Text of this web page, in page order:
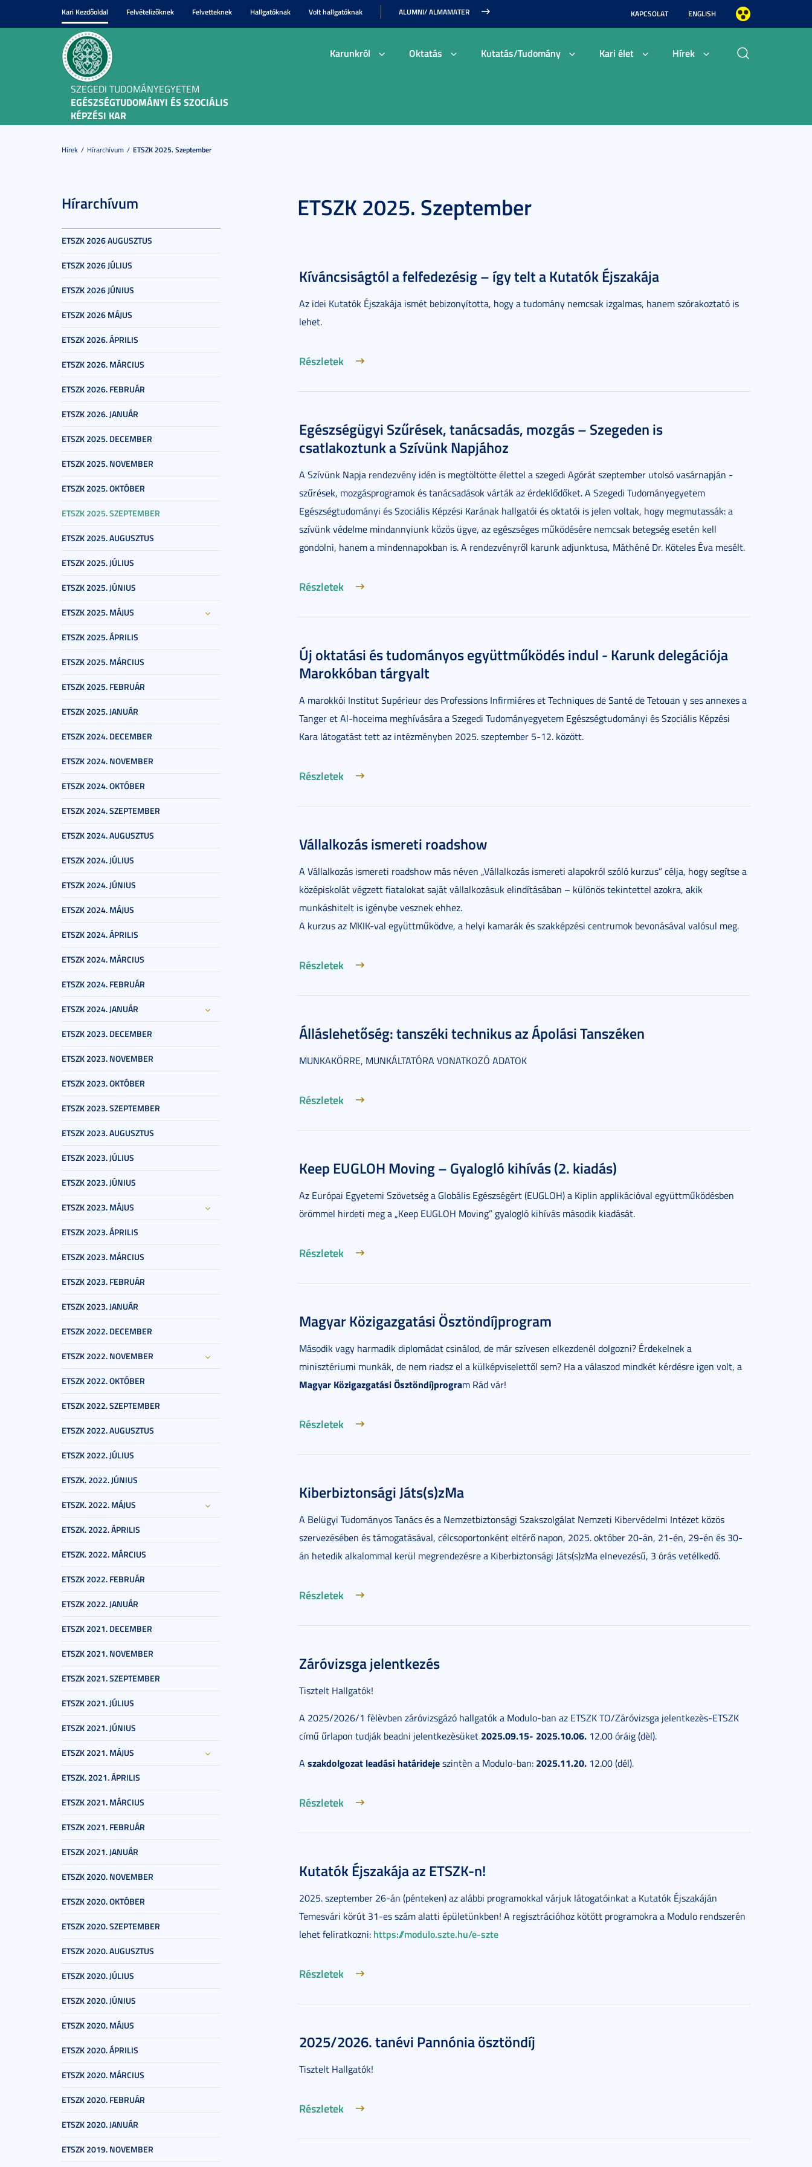
Kari Kezdőoldal Felvételizőknek Felvetteknek Hallgatóknak Volt hallgatóknak ALUMNI/ ALMAMATER KAPCSOLAT ENGLISH
SZEGEDI TUDOMÁNYEGYETEM
EGÉSZSÉGTUDOMÁNYI ÉS SZOCIÁLIS
KÉPZÉSI KAR
Karunkról Oktatás Kutatás/Tudomány Kari élet Hírek
Hírek Hírarchívum ETSZK 2025. Szeptember
Hírarchívum
ETSZK 2026 AUGUSZTUS
ETSZK 2026 JÚLIUS
ETSZK 2026 JÚNIUS
ETSZK 2026 MÁJUS
ETSZK 2026. ÁPRILIS
ETSZK 2026. MÁRCIUS
ETSZK 2026. FEBRUÁR
ETSZK 2026. JANUÁR
ETSZK 2025. DECEMBER
ETSZK 2025. NOVEMBER
ETSZK 2025. OKTÓBER
ETSZK 2025. SZEPTEMBER
ETSZK 2025. AUGUSZTUS
ETSZK 2025. JÚLIUS
ETSZK 2025. JÚNIUS
ETSZK 2025. MÁJUS
ETSZK 2025. ÁPRILIS
ETSZK 2025. MÁRCIUS
ETSZK 2025. FEBRUÁR
ETSZK 2025. JANUÁR
ETSZK 2024. DECEMBER
ETSZK 2024. NOVEMBER
ETSZK 2024. OKTÓBER
ETSZK 2024. SZEPTEMBER
ETSZK 2024. AUGUSZTUS
ETSZK 2024. JÚLIUS
ETSZK 2024. JÚNIUS
ETSZK 2024. MÁJUS
ETSZK 2024. ÁPRILIS
ETSZK 2024. MÁRCIUS
ETSZK 2024. FEBRUÁR
ETSZK 2024. JANUÁR
ETSZK 2023. DECEMBER
ETSZK 2023. NOVEMBER
ETSZK 2023. OKTÓBER
ETSZK 2023. SZEPTEMBER
ETSZK 2023. AUGUSZTUS
ETSZK 2023. JÚLIUS
ETSZK 2023. JÚNIUS
ETSZK 2023. MÁJUS
ETSZK 2023. ÁPRILIS
ETSZK 2023. MÁRCIUS
ETSZK 2023. FEBRUÁR
ETSZK 2023. JANUÁR
ETSZK 2022. DECEMBER
ETSZK 2022. NOVEMBER
ETSZK 2022. OKTÓBER
ETSZK 2022. SZEPTEMBER
ETSZK 2022. AUGUSZTUS
ETSZK 2022. JÚLIUS
ETSZK. 2022. JÚNIUS
ETSZK. 2022. MÁJUS
ETSZK. 2022. ÁPRILIS
ETSZK. 2022. MÁRCIUS
ETSZK 2022. FEBRUÁR
ETSZK 2022. JANUÁR
ETSZK 2021. DECEMBER
ETSZK 2021. NOVEMBER
ETSZK 2021. SZEPTEMBER
ETSZK 2021. JÚLIUS
ETSZK 2021. JÚNIUS
ETSZK 2021. MÁJUS
ETSZK. 2021. ÁPRILIS
ETSZK 2021. MÁRCIUS
ETSZK 2021. FEBRUÁR
ETSZK 2021. JANUÁR
ETSZK 2020. NOVEMBER
ETSZK 2020. OKTÓBER
ETSZK 2020. SZEPTEMBER
ETSZK 2020. AUGUSZTUS
ETSZK 2020. JÚLIUS
ETSZK 2020. JÚNIUS
ETSZK 2020. MÁJUS
ETSZK 2020. ÁPRILIS
ETSZK 2020. MÁRCIUS
ETSZK 2020. FEBRUÁR
ETSZK 2020. JANUÁR
ETSZK 2019. NOVEMBER
ETSZK 2025. Szeptember
Kíváncsiságtól a felfedezésig – így telt a Kutatók Éjszakája
Az idei Kutatók Éjszakája ismét bebizonyította, hogy a tudomány nemcsak izgalmas, hanem szórakoztató is
lehet.
Részletek
Egészségügyi Szűrések, tanácsadás, mozgás – Szegeden is
csatlakoztunk a Szívünk Napjához
A Szívünk Napja rendezvény idén is megtöltötte élettel a szegedi Agórát szeptember utolsó vasárnapján -
szűrések, mozgásprogramok és tanácsadások várták az érdeklődőket. A Szegedi Tudományegyetem
Egészségtudományi és Szociális Képzési Karának hallgatói és oktatói is jelen voltak, hogy megmutassák: a
szívünk védelme mindannyiunk közös ügye, az egészséges működésére nemcsak betegség esetén kell
gondolni, hanem a mindennapokban is. A rendezvényről karunk adjunktusa, Máthéné Dr. Köteles Éva mesélt.
Részletek
Új oktatási és tudományos együttműködés indul - Karunk delegációja
Marokkóban tárgyalt
A marokkói Institut Supérieur des Professions Infirmiéres et Techniques de Santé de Tetouan y ses annexes a
Tanger et Al-hoceima meghívására a Szegedi Tudományegyetem Egészségtudományi és Szociális Képzési
Kara látogatást tett az intézményben 2025. szeptember 5-12. között.
Részletek
Vállalkozás ismereti roadshow
A Vállalkozás ismereti roadshow más néven „Vállalkozás ismereti alapokról szóló kurzus” célja, hogy segítse a
középiskolát végzett fiatalokat saját vállalkozásuk elindításában – különös tekintettel azokra, akik
munkáshitelt is igénybe vesznek ehhez.
A kurzus az MKIK-val együttműködve, a helyi kamarák és szakképzési centrumok bevonásával valósul meg.
Részletek
Álláslehetőség: tanszéki technikus az Ápolási Tanszéken
MUNKAKÖRRE, MUNKÁLTATÓRA VONATKOZÓ ADATOK
Részletek
Keep EUGLOH Moving – Gyalogló kihívás (2. kiadás)
Az Európai Egyetemi Szövetség a Globális Egészségért (EUGLOH) a Kiplin applikációval együttműködésben
örömmel hirdeti meg a „Keep EUGLOH Moving” gyalogló kihívás második kiadását.
Részletek
Magyar Közigazgatási Ösztöndíjprogram
Második vagy harmadik diplomádat csinálod, de már szívesen elkezdenél dolgozni? Érdekelnek a
minisztériumi munkák, de nem riadsz el a külképviselettől sem? Ha a válaszod mindkét kérdésre igen volt, a
Magyar Közigazgatási Ösztöndíjprogram Rád vár!
Részletek
Kiberbiztonsági Játs(s)zMa
A Belügyi Tudományos Tanács és a Nemzetbiztonsági Szakszolgálat Nemzeti Kibervédelmi Intézet közös
szervezésében és támogatásával, célcsoportonként eltérő napon, 2025. október 20-án, 21-én, 29-én és 30-
án hetedik alkalommal kerül megrendezésre a Kiberbiztonsági Játs(s)zMa elnevezésű, 3 órás vetélkedő.
Részletek
Záróvizsga jelentkezés
Tisztelt Hallgatók!
A 2025/2026/1 fèlèvben záróvizsgázó hallgatók a Modulo-ban az ETSZK TO/Záróvizsga jelentkezès-ETSZK
című űrlapon tudják beadni jelentkezèsüket 2025.09.15- 2025.10.06. 12.00 óráig (dèl).
A szakdolgozat leadási határidejeszintèn a Modulo-ban: 2025.11.20. 12.00 (dél).
Részletek
Kutatók Éjszakája az ETSZK-n!
2025. szeptember 26-án (pénteken) az alábbi programokkal várjuk látogatóinkat a Kutatók Éjszakáján
Temesvári körút 31-es szám alatti épületünkben! A regisztrációhoz kötött programokra a Modulo rendszerén
lehet feliratkozni: https://modulo.szte.hu/e-szte
Részletek
2025/2026. tanévi Pannónia ösztöndíj
Tisztelt Hallgatók!
Részletek